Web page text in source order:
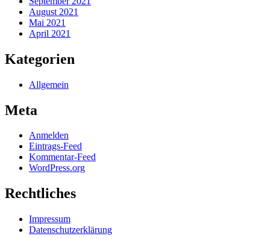
August 2021
Mai 2021
April 2021
Kategorien
Allgemein
Meta
Anmelden
Eintrags-Feed
Kommentar-Feed
WordPress.org
Rechtliches
Impressum
Datenschutzerklärung